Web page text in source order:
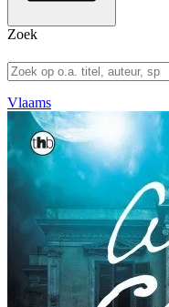
Zoek
Vlaams